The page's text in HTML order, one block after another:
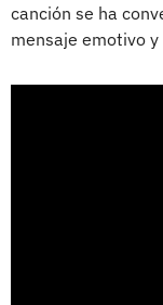
canción se ha
mensaje emotivo